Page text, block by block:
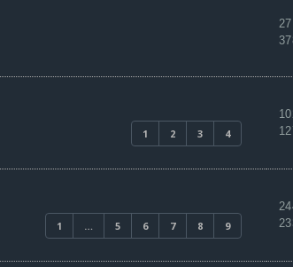
1 2 3 4
1 … 5 6 7 8 9